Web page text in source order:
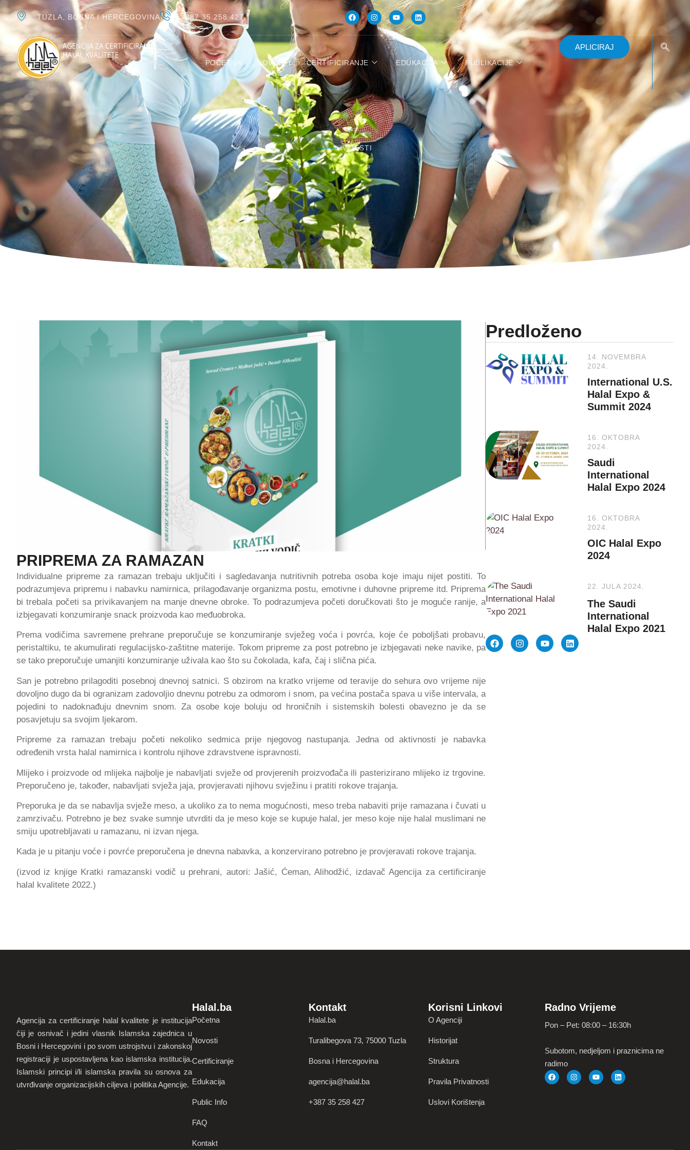
TUZLA, BOSNA I HERCEGOVINA +387 35 258 427
POČETNA NOVOSTI CERTIFICIRANJE EDUKACIJA PUBLIKACIJE
APLICIRAJ
VIJESTI
PRIPREMA ZA RAMAZAN
Individualne pripreme za ramazan trebaju uključiti i sagledavanja nutritivnih potreba osoba koje imaju nijet postiti. To
podrazumjeva pripremu i nabavku namirnica, prilagođavanje organizma postu, emotivne i duhovne pripreme itd. Priprema
bi trebala početi sa privikavanjem na manje dnevne obroke. To podrazumjeva početi doručkovati što je moguće ranije, a
izbjegavati konzumiranje snack proizvoda kao međuobroka.
Prema vodičima savremene prehrane preporučuje se konzumiranje svježeg voća i povrća, koje će poboljšati probavu,
peristaltiku, te akumulirati regulacijsko-zaštitne materije. Tokom pripreme za post potrebno je izbjegavati neke navike, pa
se tako preporučuje umanjiti konzumiranje uživala kao što su čokolada, kafa, čaj i slična pića.
San je potrebno prilagoditi posebnoj dnevnoj satnici. S obzirom na kratko vrijeme od teravije do sehura ovo vrijeme nije
dovoljno dugo da bi ogranizam zadovoljio dnevnu potrebu za odmorom i snom, pa većina postača spava u više intervala, a
pojedini to nadoknađuju dnevnim snom. Za osobe koje boluju od hroničnih i sistemskih bolesti obavezno je da se
posavjetuju sa svojim ljekarom.
Pripreme za ramazan trebaju početi nekoliko sedmica prije njegovog nastupanja. Jedna od aktivnosti je nabavka
određenih vrsta halal namirnica i kontrolu njihove zdravstvene ispravnosti.
Mlijeko i proizvode od mlijeka najbolje je nabavljati svježe od provjerenih proizvođača ili pasterizirano mlijeko iz trgovine.
Preporučeno je, također, nabavljati svježa jaja, provjeravati njihovu svježinu i pratiti rokove trajanja.
Preporuka je da se nabavlja svježe meso, a ukoliko za to nema mogućnosti, meso treba nabaviti prije ramazana i čuvati u
zamrzivaču. Potrebno je bez svake sumnje utvrditi da je meso koje se kupuje halal, jer meso koje nije halal muslimani ne
smiju upotrebljavati u ramazanu, ni izvan njega.
Kada je u pitanju voće i povrće preporučena je dnevna nabavka, a konzervirano potrebno je provjeravati rokove trajanja.
(izvod iz knjige Kratki ramazanski vodič u prehrani, autori: Jašić, Ćeman, Alihodžić, izdavač Agencija za certificiranje
halal kvalitete 2022.)
Predloženo
14. NOVEMBRA
2024.
International U.S.
Halal Expo &
Summit 2024
16. OKTOBRA
2024.
Saudi
International
Halal Expo 2024
16. OKTOBRA
2024.
OIC Halal Expo
2024
22. JULA 2024.
The Saudi
International
Halal Expo 2021
Agencija za certificiranje halal kvalitete je institucija
čiji je osnivač i jedini vlasnik Islamska zajednica u
Bosni i Hercegovini i po svom ustrojstvu i zakonskoj
registraciji je uspostavljena kao islamska institucija.
Islamski principi i/li islamska pravila su osnova za
utvrđivanje organizacijskih ciljeva i politika Agencije.
Halal.ba
Početna
Novosti
Certificiranje
Edukacija
Public Info
FAQ
Kontakt
Kontakt
Halal.ba
Turalibegova 73, 75000 Tuzla
Bosna i Hercegovina
agencija@halal.ba
+387 35 258 427
Korisni Linkovi
O Agenciji
Historijat
Struktura
Pravila Privatnosti
Uslovi Korištenja
Radno Vrijeme
Pon – Pet: 08:00 – 16:30h
Subotom, nedjeljom i praznicima ne
radimo